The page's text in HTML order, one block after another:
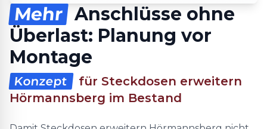
Mehr Anschlüsse ohne
Überlast: Planung vor
Montage
Konzept
für Steckdosen erweitern
Hörmannsberg im Bestand